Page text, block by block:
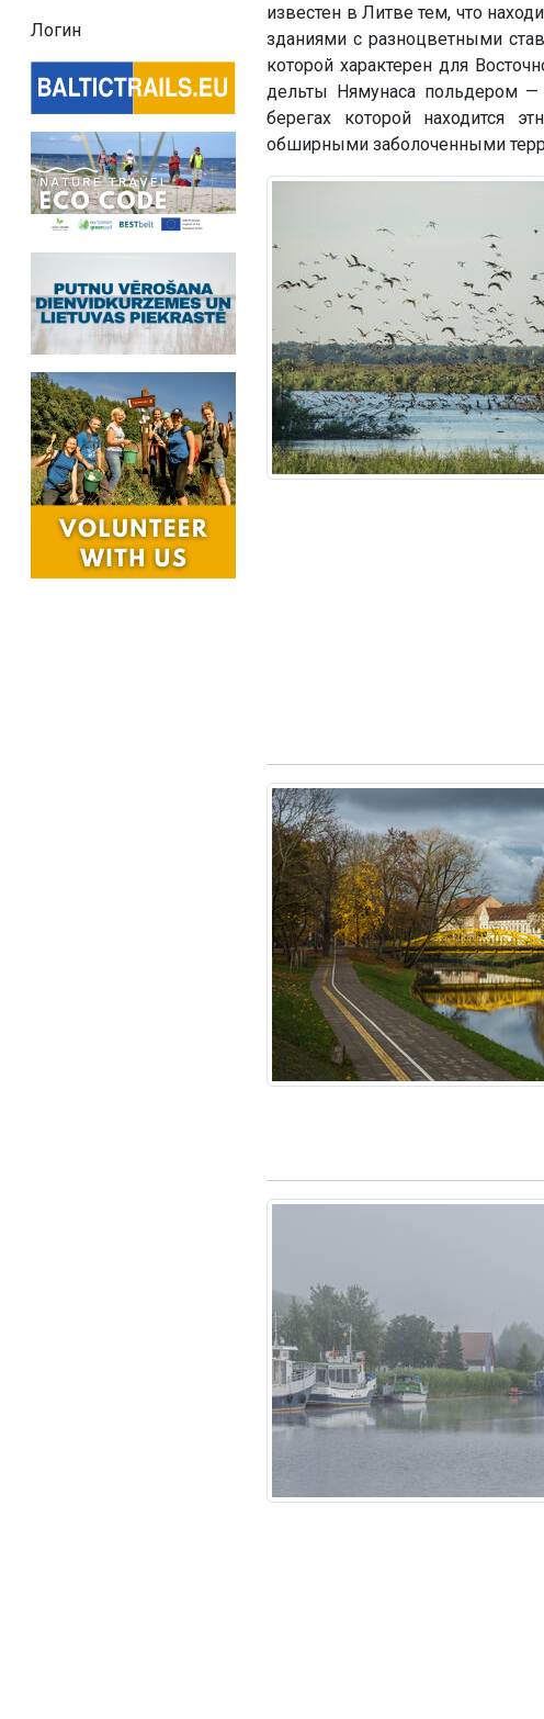
Логин
известен в Литве тем, что
зданиями с разноцветными
которой характерен для
дельты Нямунаса польдером —
берегах которой находится
обширными заболоченными